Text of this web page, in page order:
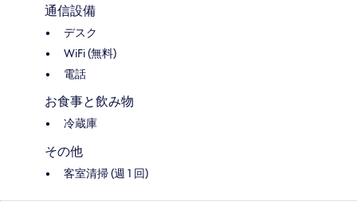
通信設備
デスク
WiFi (無料)
電話
お食事と飲み物
冷蔵庫
その他
客室清掃 (週 1 回)